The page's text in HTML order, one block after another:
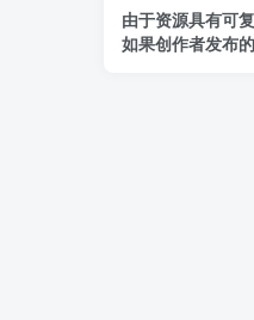
由于资源具有可
如果创作者发布